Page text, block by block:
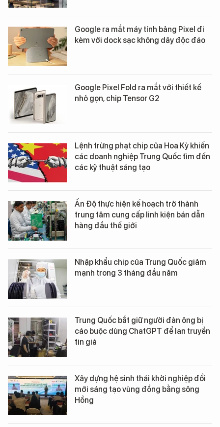
Google ra mắt máy tính bảng Pixel đi
kèm với dock sạc không dây độc đáo
Google Pixel Fold ra mắt với thiết kế
nhỏ gọn, chip Tensor G2
Lệnh trừng phạt chip của Hoa Kỳ khiến
các doanh nghiệp Trung Quốc tìm đến
các kỹ thuật sáng tạo
Ấn Độ thực hiện kế hoạch trở thành
trung tâm cung cấp linh kiện bán dẫn
hàng đầu thế giới
Nhập khẩu chip của Trung Quốc giảm
mạnh trong 3 tháng đầu năm
Trung Quốc bắt giữ người đàn ông bị
cáo buộc dùng ChatGPT để lan truyền
tin giả
Xây dựng hệ sinh thái khởi nghiệp đổi
mới sáng tạo vùng đồng bằng sông
Hồng